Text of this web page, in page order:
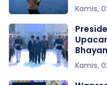
Kamis,
Kamis,